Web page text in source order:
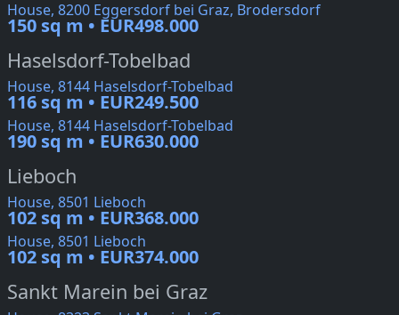
House, 8200 Eggersdorf bei Graz, Brodersdorf
150 sq m • EUR498.000
Haselsdorf-Tobelbad
House, 8144 Haselsdorf-Tobelbad
116 sq m • EUR249.500
House, 8144 Haselsdorf-Tobelbad
190 sq m • EUR630.000
Lieboch
House, 8501 Lieboch
102 sq m • EUR368.000
House, 8501 Lieboch
102 sq m • EUR374.000
Sankt Marein bei Graz